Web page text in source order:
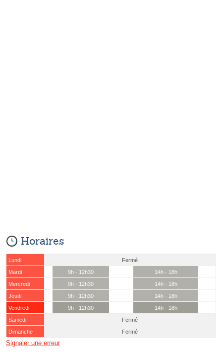
Horaires
Lundi
Fermé
Mardi
9h - 12h30
14h - 18h
Mercredi
9h - 12h30
14h - 18h
Jeudi
9h - 12h30
14h - 18h
Vendredi
9h - 12h30
14h - 18h
Samedi
Fermé
Dimanche
Fermé
Signaler une erreur